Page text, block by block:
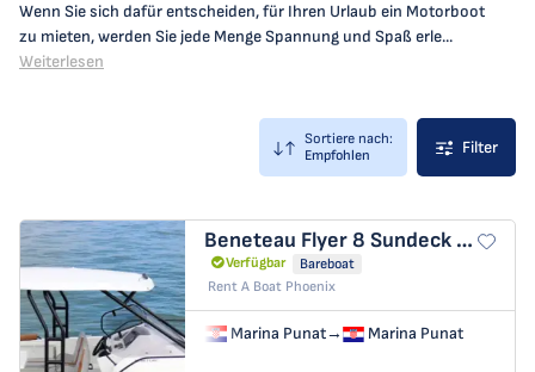
Wenn Sie sich dafür entscheiden, für Ihren Urlaub ein Motorboot
zu mieten, werden Sie jede Menge Spannung und Spaß erle...
Weiterlesen
Sortiere nach:
Empfohlen
Filter
Beneteau Flyer 8 Sundeck
Verfügbar
Bareboat
Rent A Boat Phoenix
Marina Punat→ Marina Punat